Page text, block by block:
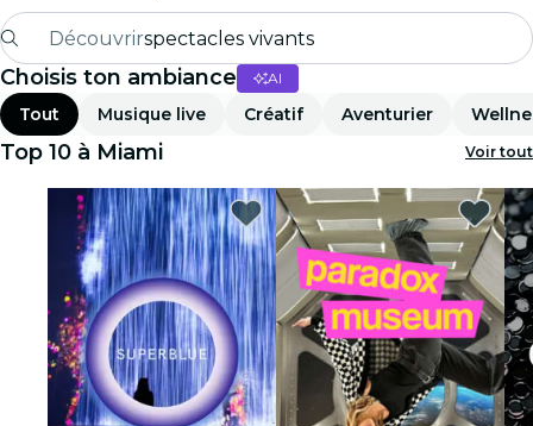
Découvrirspectacles vivants
Madrid
Candlelight
Londres
expériences et villes
São Paulo
expositions
Séoul
Choisis ton ambiance AI
Tout Musique live Créatif Aventurier
Top 10 à Miami Voir tout